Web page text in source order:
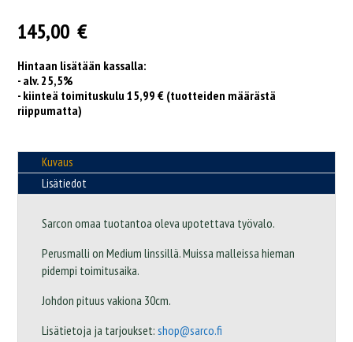
145,00 €
Hintaan lisätään kassalla:
- alv. 25,5%
- kiinteä toimituskulu 15,99 € (tuotteiden määrästä
riippumatta)
Kuvaus
Lisätiedot
Sarcon omaa tuotantoa oleva upotettava työvalo.
Perusmalli on Medium linssillä. Muissa malleissa hieman
pidempi toimitusaika.
Johdon pituus vakiona 30cm.
Lisätietoja ja tarjoukset:shop@sarco.fi